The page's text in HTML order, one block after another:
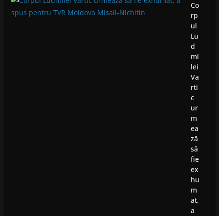
Co
rp
ul
Lu
d
mi
lei
Va
rti
c
ur
m
ea
ză
să
fie
ex
hu
m
at,
a